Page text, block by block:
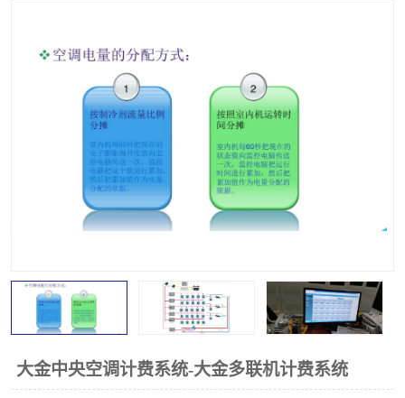
大金中央空调计费系统-大金多联机计费系统
空调计费系统
中央空调计费系统 空调分户计费系统